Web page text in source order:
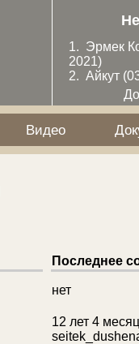
1. Эрмек
2021)
2. Айкут
Видео
Последнее
нет
12 лет 4